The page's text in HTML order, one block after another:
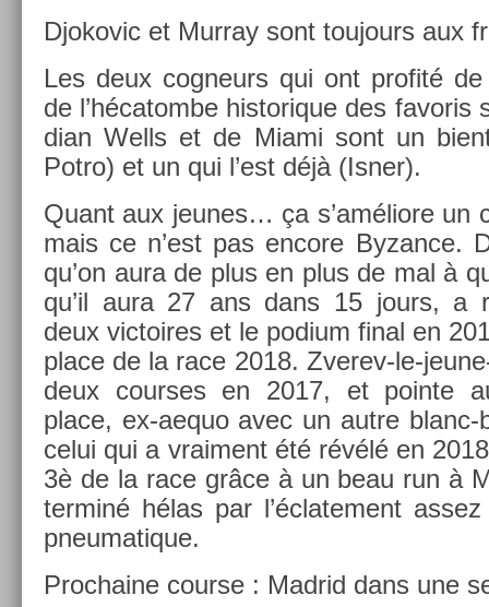
Djokovic et Mur­ray sont toujours aux
Les deux cog­neurs qui ont pro­fité de
de l’hécatom­be his­torique des favoris
dian Wells et de Miami sont un
Potro) et un qui l’est déjà (Isner).
Quant aux jeunes… ça s’améliore un
mais ce n’est pas en­core Byzan­ce.
qu’on aura de plus en plus de mal à
qu’il aura 27 ans dans 15 jours, a
deux vic­toires et le podium final en
place de la race 2018. Zverev-le-
deux co­ur­ses en 2017, et poin­te
place, ex-aequo avec un autre
celui qui a vrai­ment été révélé en
3è de la race grâce à un beau run à
ter­miné hélas par l’éclate­ment assez
pneumatique.
Pro­chaine co­ur­se : Mad­rid dans une